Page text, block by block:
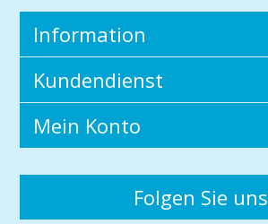
Information
Kundendienst
Mein Konto
Folgen Sie uns